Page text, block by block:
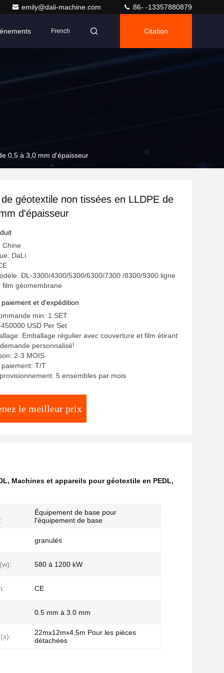
emily@dali-machine.com 86- -13357880879
French Citation
0,5 à 3,0 mm d'épaisseur
géotextile non tissées en LLDPE de
d'épaisseur
Chine
DaLi
DL-3300/4300/5300/6300/7300 /8300/9300 ligne
film géomembrane
et d'expédition
min: 1 SET
USD Per Set
Emballage régulier avec couverture et film étirant
personnalisé!
2-3 MOIS
T/T
5 ensembles par mois
le meilleur prix
, Machines et appareils pour géotextile en PEDL,
Équipement de base pour
l'équipement de base
granulés
580 à 1200 kW
CE
0.5 mm à 3.0 mm
22mx12mx4,5m Pour les pièces
détachées